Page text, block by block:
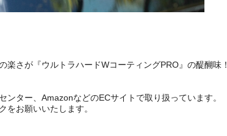
楽さが『ウルトラハードWコーティングPRO』の醍醐味！
ンター、AmazonなどのECサイトで取り扱っています。
をお願いいたします。